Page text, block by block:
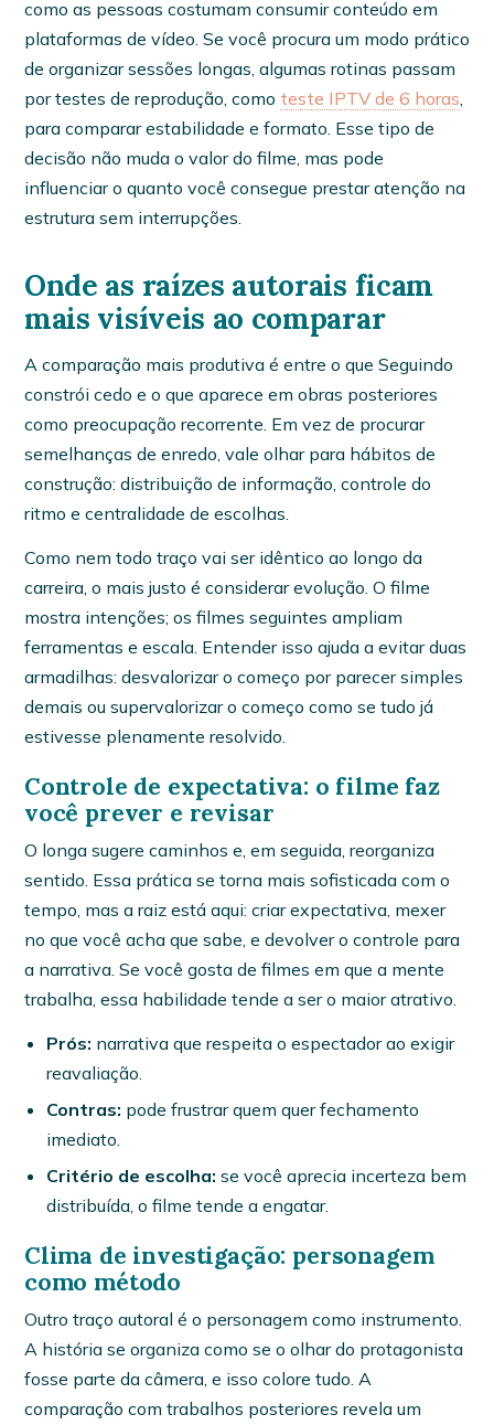
como as pessoas costumam consumir conteúdo em
plataformas de vídeo. Se você procura um modo prático
de organizar sessões longas, algumas rotinas passam
por testes de reprodução, como teste IPTV de 6 horas
para comparar estabilidade e formato. Esse tipo de
decisão não muda o valor do filme, mas pode
influenciar o quanto você consegue prestar atenção na
estrutura sem interrupções.
Onde as raízes autorais ficam
mais visíveis ao comparar
A comparação mais produtiva é entre o que Seguindo
constrói cedo e o que aparece em obras posteriores
como preocupação recorrente. Em vez de procurar
semelhanças de enredo, vale olhar para hábitos de
construção: distribuição de informação, controle do
ritmo e centralidade de escolhas.
Como nem todo traço vai ser idêntico ao longo da
carreira, o mais justo é considerar evolução. O filme
mostra intenções; os filmes seguintes ampliam
ferramentas e escala. Entender isso ajuda a evitar duas
armadilhas: desvalorizar o começo por parecer simples
demais ou supervalorizar o começo como se tudo já
estivesse plenamente resolvido.
Controle de expectativa: o filme faz
você prever e revisar
O longa sugere caminhos e, em seguida, reorganiza
sentido. Essa prática se torna mais sofisticada com o
tempo, mas a raiz está aqui: criar expectativa, mexer
no que você acha que sabe, e devolver o controle para
a narrativa. Se você gosta de filmes em que a mente
trabalha, essa habilidade tende a ser o maior atrativo.
Prós: narrativa que respeita o espectador ao exigir
reavaliação.
Contras: pode frustrar quem quer fechamento
imediato.
Critério de escolha: se você aprecia incerteza bem
distribuída, o filme tende a engatar.
Clima de investigação: personagem
como método
Outro traço autoral é o personagem como instrumento.
A história se organiza como se o olhar do protagonista
fosse parte da câmera, e isso colore tudo. A
comparação com trabalhos posteriores revela um